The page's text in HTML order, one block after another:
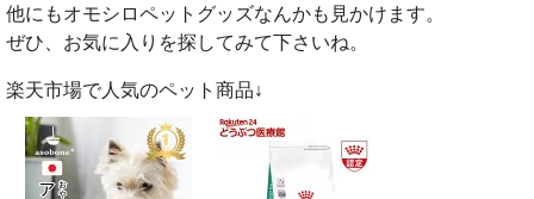
他にもオモシロペットグッズなんかも見かけます。
ぜひ、お気に入りを探してみて下さいね。
楽天市場で人気のペット商品↓